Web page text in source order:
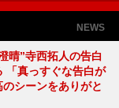
NEWS
晴”寺西拓人の告白
「真っすぐな告白が
シーンをありがと